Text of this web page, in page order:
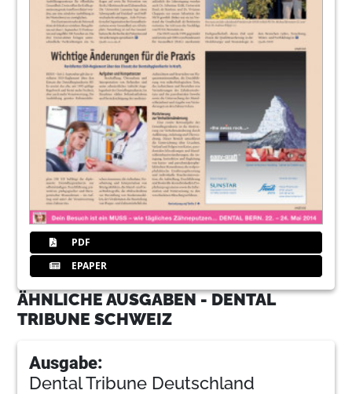
PDF
EPAPER
ÄHNLICHE AUSGABEN - DENTAL
TRIBUNE SCHWEIZ
Ausgabe:
Dental Tribune Deutschland